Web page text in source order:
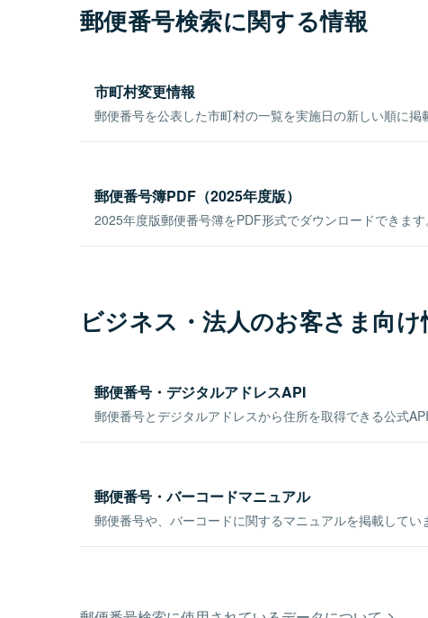
郵便番号検索に関する情報
市町村変更情報
郵便番号を公表した市町村の一覧を実施日の新しい順に掲
郵便番号簿PDF（2025年度版）
2025年度版郵便番号簿をPDF形式でダウンロードできます
ビジネス・法人のお客さま向け
郵便番号・デジタルアドレスAPI
郵便番号とデジタルアドレスから住所を取得できる公式API
郵便番号・バーコードマニュアル
郵便番号や、バーコードに関するマニュアルを掲載してい